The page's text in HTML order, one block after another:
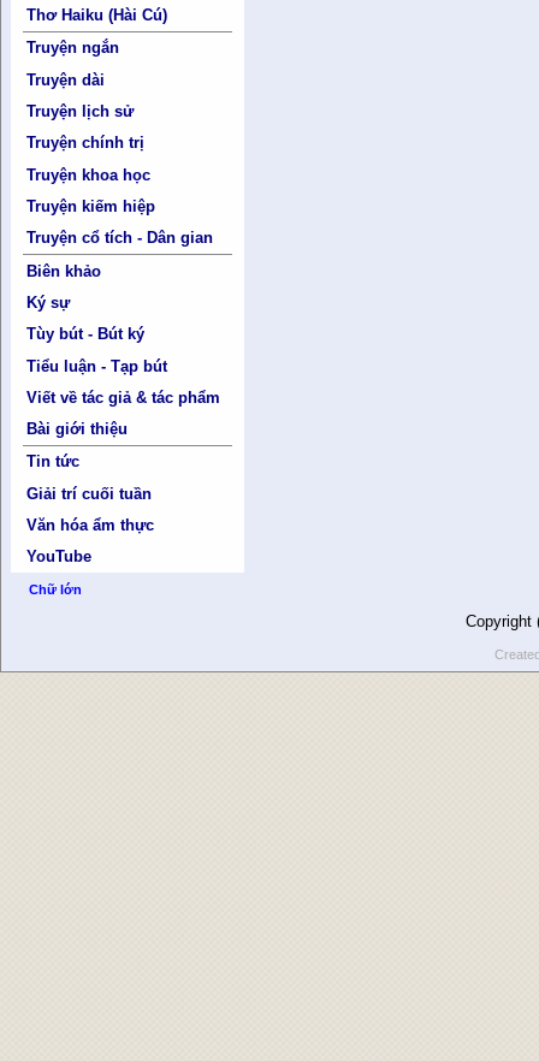
Thơ Haiku (Hài Cú)
Truyện ngắn
Truyện dài
Truyện lịch sử
Truyện chính trị
Truyện khoa học
Truyện kiếm hiệp
Truyện cổ tích - Dân gian
Biên khảo
Ký sự
Tùy bút - Bút ký
Tiểu luận - Tạp bút
Viết về tác giả & tác phẩm
Bài giới thiệu
Tin tức
Giải trí cuối tuần
Văn hóa ẩm thực
YouTube
Chữ lớn
Copyright